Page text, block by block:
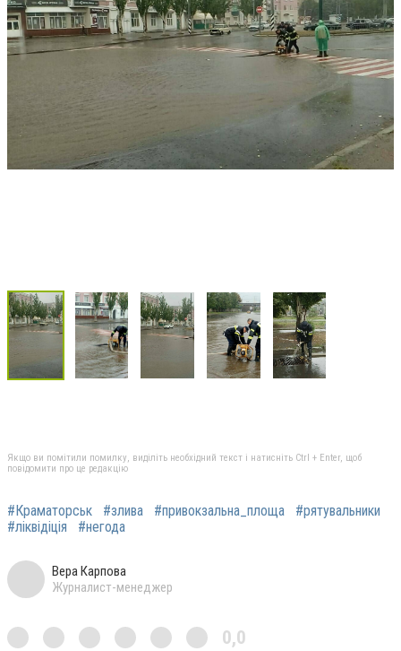
Якщо ви помітили помилку, виділіть необхідний текст і натисніть Ctrl + Enter, щоб
повідомити про це редакцію
#Краматорськ #злива #привокзальна_площа
#рятувальники
#ліквідіція
#негода
Вера Карпова
Журналист-менеджер
0,0